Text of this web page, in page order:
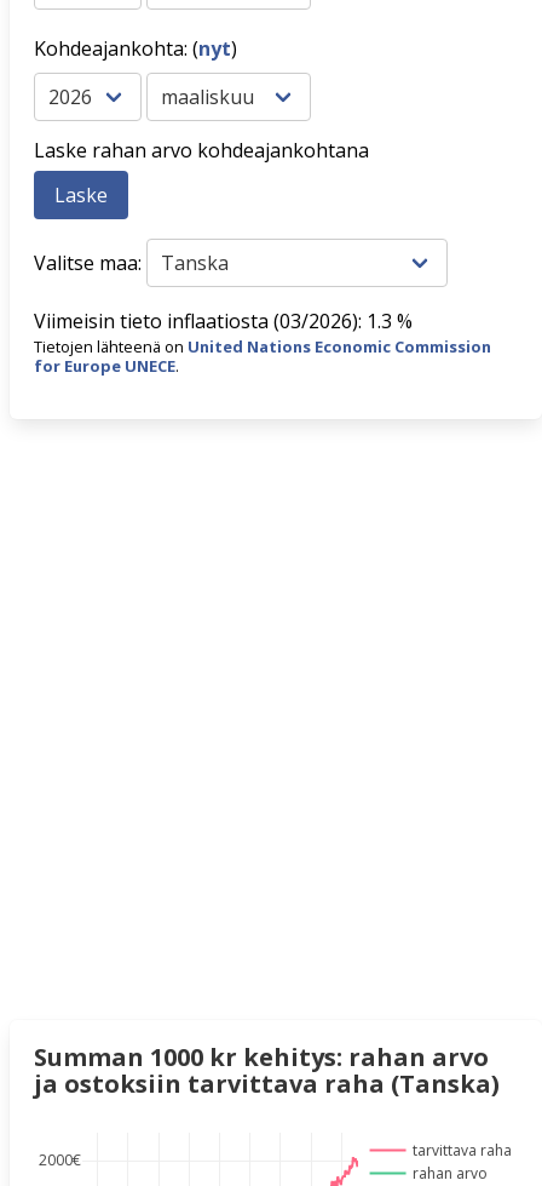
Kohdeajankohta: (nyt)
Laske rahan arvo kohdeajankohtana
Valitse maa:
Viimeisin tieto inflaatiosta (03/2026): 1.3 %
Tietojen lähteenä on United Nations Economic Commission
for Europe UNECE.
Summan 1000 kr kehitys: rahan arvo
ja ostoksiin tarvittava raha (Tanska)
2000€
tarvittava raha
rahan arvo